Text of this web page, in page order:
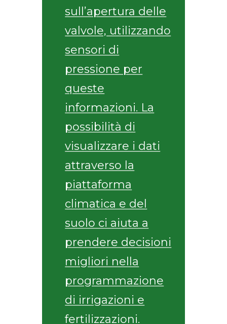
sull’apertura delle
valvole, utilizzando
sensori di
pressione per
queste
informazioni. La
possibilità di
visualizzare i dati
attraverso la
piattaforma
climatica e del
suolo ci aiuta a
prendere decisioni
migliori nella
programmazione
di irrigazioni e
fertilizzazioni.